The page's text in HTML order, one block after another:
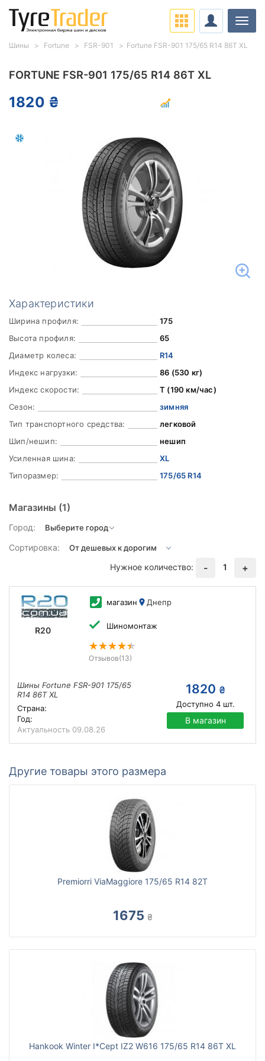
FORTUNE FSR-901 175/65 R14 86T XL
1820 ₴
Характеристики
Ширина профиля:
175
Высота профиля:
65
Диаметр колеса:
R14
Индекс нагрузки:
86 (530 кг)
Индекс скорости:
T (190 км/час)
Сезон:
зимняя
Тип транспортного средства:
легковой
Шип/нешип:
нешип
Усиленная шина:
XL
Типоразмер:
175/65 R14
Магазины (1)
Город:
Сортировка:
Нужное количество:
- 1 +
R20
магазин Днепр
Шиномонтаж
Отзывов(13)
Шины Fortune FSR-901 175/65
R14 86T XL
Страна:
Год:
Актуальность 09.08.26
1820 ₴
Доступно 4шт.
В магазин
Другие товары этого размера
Premiorri ViaMaggiore 175/65 R14 82T
1675 ₴
Hankook Winter I*Cept IZ2 W616 175/65 R14 86T XL
Шины Fortune FSR-901 Fortune FSR-901 175/65 R14 86T XL